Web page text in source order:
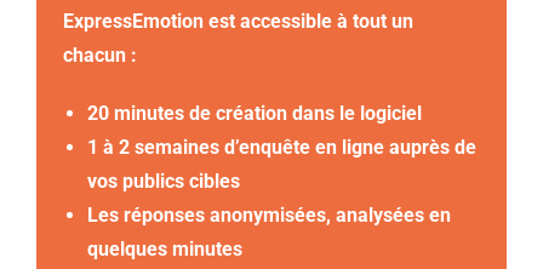
ExpressEmotion est accessible à tout un
chacun :
20 minutes de création dans le logiciel
1 à 2 semaines d’enquête en ligne auprès de
vos publics cibles
Les réponses anonymisées, analysées en
quelques minutes